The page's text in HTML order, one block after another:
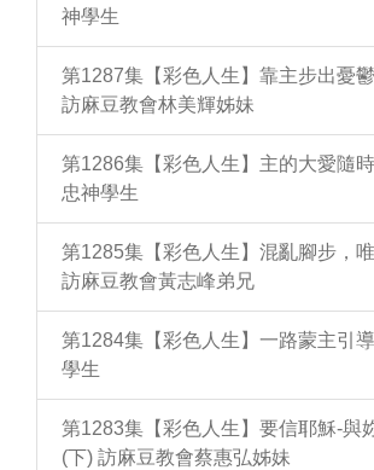
神學生
第1287集【彩色人生】靠主步出憂
訪麻豆教會林美輝姊妹
第1286集【彩色人生】主的大愛隨
忠神學生
第1285集【彩色人生】混亂腳步，
訪麻豆教會黃志峰弟兄
第1284集【彩色人生】一路蒙主引
學生
第1283集【彩色人生】要信耶穌-與
(下) 訪麻豆教會蔡惠弘姊妹